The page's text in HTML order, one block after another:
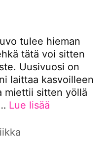
tulee hieman
tätä voi sitten
Uusivuosi on
laittaa kasvoilleen
miettii sitten yöllä
Lue lisää